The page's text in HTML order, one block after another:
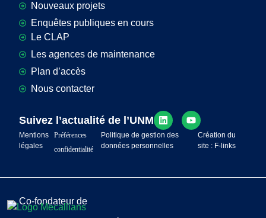
Nouveaux projets
Enquêtes publiques en cours
Le CLAP
Les agences de maintenance
Plan d’accès
Nous contacter
Suivez l’actualité de l’UNM
Mentions
légales
Préférences
confidentialité
Politique de gestion des
données personnelles
Création du
site : F-links
Co-fondateur de